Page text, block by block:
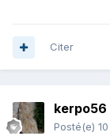
Citer
kerpo56
Posté(e)